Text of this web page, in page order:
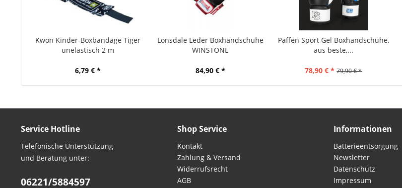
Kwon Kinder-Boxbandage Tiger
unelastisch 2 m
6,79 € *
Lonsdale Leder Boxhandschuhe
WINSTONE
84,90 € *
Paffen Sport Gel Boxhandschuhe,
aus beste,...
78,90 € * 79,90 € *
Service Hotline
Telefonische Unterstützung
und Beratung unter:
06221/5884597
Shop Service
Kontakt
Zahlung & Versand
Widerrufsrecht
AGB
Informationen
Batterieentsorgung
Newsletter
Datenschutz
Impressum